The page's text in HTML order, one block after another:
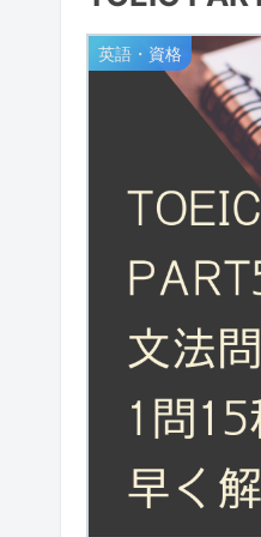
英語・資格